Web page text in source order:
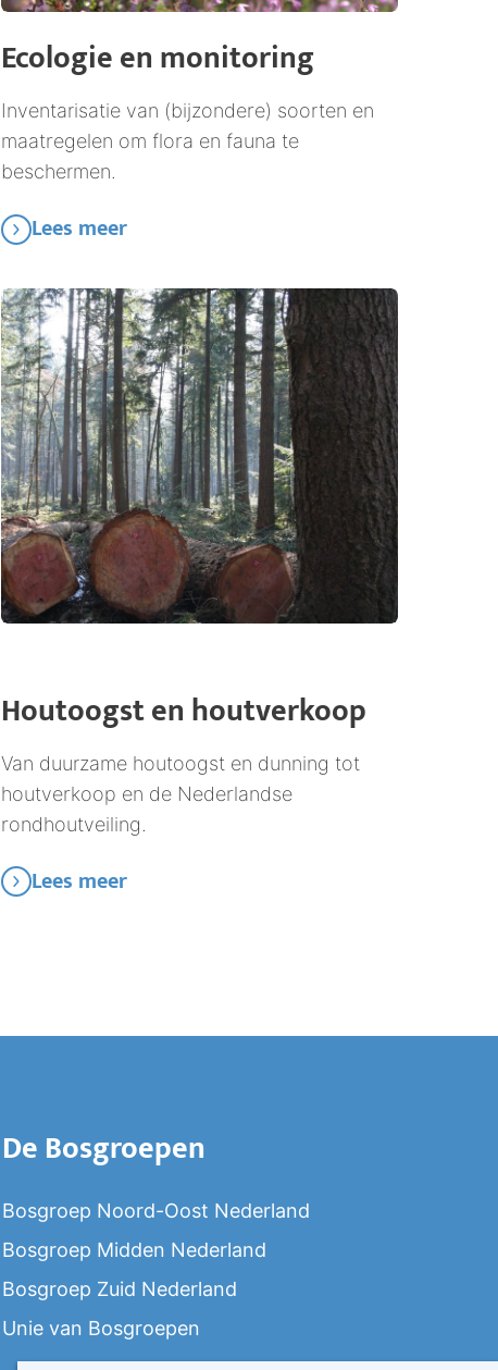
Ecologie en monitoring
Inventarisatie van (bijzondere) soorten en
maatregelen om flora en fauna te
beschermen.
Lees meer
Houtoogst en houtverkoop
Van duurzame houtoogst en dunning tot
houtverkoop en de Nederlandse
rondhoutveiling.
Lees meer
De Bosgroepen
Bosgroep Noord-Oost Nederland
Bosgroep Midden Nederland
Bosgroep Zuid Nederland
Unie van Bosgroepen